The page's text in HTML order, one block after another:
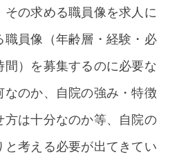
の求める職員像を求人に
職員像（年齢層・経験・必
間）を募集するのに必要な
なのか、自院の強み・特徴
方は十分なのか等、自院の
と考える必要が出てきてい